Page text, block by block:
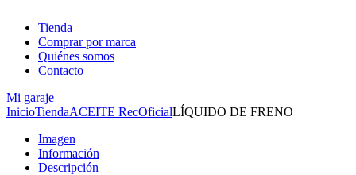
Tienda
Comprar por marca
Quiénes somos
Contacto
Mi garaje
InicioTiendaACEITE RecOficialLÍQUIDO DE FRENO
Imagen
Información
Descripción